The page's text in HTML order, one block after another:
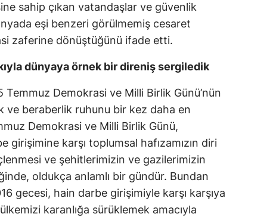
Gaziantep
Giresun
Gümüşhane
Hakkari
Hatay
Mersin
İstanbul
İzmir
sahip çıkan vatandaşlar ve güvenlik
eşi benzeri görülmemiş cesaret
zaferine dönüştüğünü ifade etti.
dünyaya örnek bir direniş sergiledik
Temmuz Demokrasi ve Milli Birlik Günü’nün
ve beraberlik ruhunu bir kez daha en
Demokrasi ve Milli Birlik Günü,
karşı toplumsal hafızamızın diri
ve şehitlerimizin ve gazilerimizin
oldukça anlamlı bir gündür. Bundan
gecesi, hain darbe girişimiyle karşı karşıya
karanlığa sürüklemek amacıyla